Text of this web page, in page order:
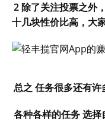
2 除了关注投票之外
十几块性价比高，大
总之 任务很多还有许
各种各样的任务 选